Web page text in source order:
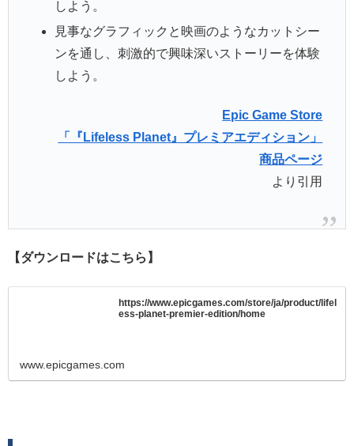
しよう。
見事なグラフィックと映画のようなカットシー
ンを通し、刺激的で興味深いストーリーを体験
しよう。
Epic Game Store
「『Lifeless Planet』プレミアエディション」
商品ページ
より引用
【ダウンロードはこちら】
https://www.epicgames.com/store/ja/product/lifel
ess-planet-premier-edition/home
www.epicgames.com